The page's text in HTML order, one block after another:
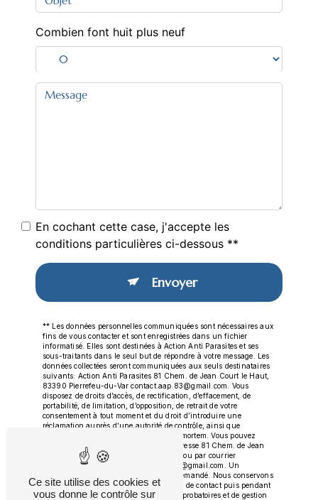
Combien font huit plus neuf
En cochant cette case, j'accepte les
conditions particulières ci-dessous **
Envoyer
** Les données personnelles communiquées sont nécessaires aux
fins de vous contacter et sont enregistrées dans un fichier
informatisé. Elles sont destinées à Action Anti Parasites et ses
sous-traitants dans le seul but de répondre à votre message. Les
données collectées seront communiquées aux seuls destinataires
suivants: Action Anti Parasites 81 Chem. de Jean Court le Haut,
83390 Pierrefeu-du-Var contact.aap.83@gmail.com. Vous
disposez de droits d’accès, de rectification, d’effacement, de
portabilité, de limitation, d’opposition, de retrait de votre
consentement à tout moment et du droit d’introduire une
réclamation auprès d’une autorité de contrôle, ainsi que
d’organiser le sort de vos données post-mortem. Vous pouvez
exercer ces droits par voie postale à l'adresse 81 Chem. de Jean
Court le Haut, 83390 Pierrefeu-du-Var ou par courrier
électronique à l'adresse contact.aap.83@gmail.com. Un
justificatif d'identité pourra vous être demandé. Nous conservons
vos données pendant la période de prise de contact puis pendant
la durée de prescription légale aux fins probatoires et de gestion
Ce site utilise des cookies et
vous donne le contrôle sur